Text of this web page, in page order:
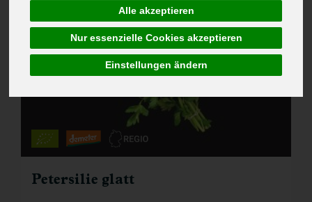
Alle akzeptieren
Nur essenzielle Cookies akzeptieren
Einstellungen ändern
Petersilie glatt